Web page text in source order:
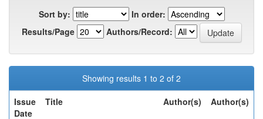
Sort by:
In order:
Results/Page
Authors/Record:
Showing results 1 to 2 of 2
Issue
Date
Title Author(s) Author(s)